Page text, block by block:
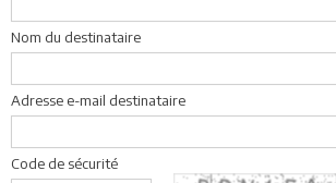
Nom du destinataire
Adresse e-mail destinataire
Code de sécurité